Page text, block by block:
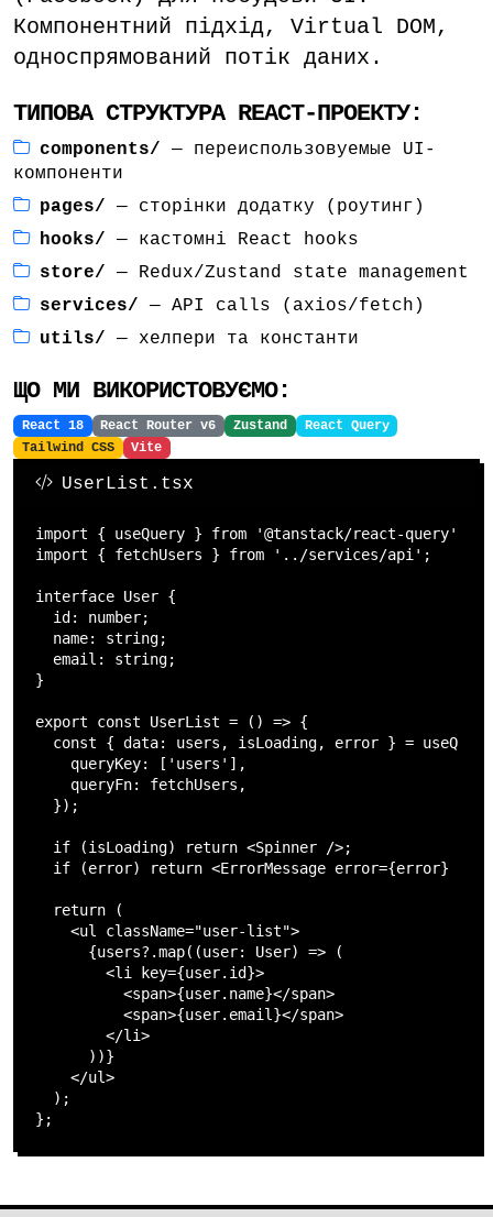
Компонентний підхід, Virtual DOM,
односпрямований потік даних.
ТИПОВА СТРУКТУРА REACT-ПРОЕКТУ:
components/ — переиспользовуемые UI-
компоненти
pages/ — сторінки додатку (роутинг)
hooks/ — кастомні React hooks
store/ — Redux/Zustand state management
services/ — API calls (axios/fetch)
utils/ — хелпери та константи
ЩО МИ ВИКОРИСТОВУЄМО:
React 18 React Router v6 Zustand
React Query
Tailwind CSS
Vite
UserList.tsx
import { useQuery } from '@tanstack/react-query';
import { fetchUsers } from '../services/api';
interface User {
  id: number;
  name: string;
  email: string;
}
export const UserList = () => {
const { data: users, isLoading, error } =
    queryKey: ['users'],
    queryFn: fetchUsers,
  });
  if (isLoading) return <Spinner />;
  if (error) return <ErrorMessage error={error} />;
  return (
    <ul className="user-list">
      {users?.map((user: User) => (
        <li key={user.id}>
          <span>{user.name}</span>
          <span>{user.email}</span>
        </li>
      ))}
    </ul>
  );
};